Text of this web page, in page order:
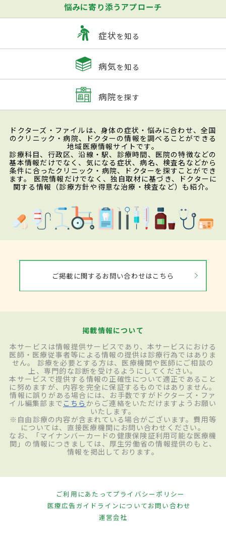
主な症状には、失語、半側空間無視、記憶
障害、注意障害、遂行機能障害、社会的行
動障害などがあります。スムーズに話せな
い、相手の話が理解できないといった失語
症、損傷した脳の反対側を見落とす半側空
間無視行動が多く見られます。物の置き場
所や新しい出来事を覚えられない記憶障
害、ぼんやりしてミスが多い、作業を長く
続けられないといった注意障害、計画が立
てられない、約束の時間に遅れるなどの遂
行機能障害、興奮する、暴力を振るう、思
いどおりにならないと大声を出す、自己中
心的になるといった社会的行動の障害が出
えやすいのですが、せん妄は１日の間に症
状が変動することが特徴で、認知症は記憶
障害の他に時間や場所がわからなくなる見
検査・診断
高次脳機能障害では、基本的に発症、受傷
時のMRI、CT、脳波検査などで障害の原因
と考えられる脳の器質的病変の存在が確認
されていますが、それらのデータや診断書
で、あるいは追加の画像検査を行って、高次
脳機能障害に関連するとされる所見の有無
機能障害、社会的行動障害など一つ一つの
症状について、さまざまな神経心理検査な
悩みに寄り添うアプローチ
症状を知る
病気を知る
病院を探す
ドクターズ・ファイルは、身体の症状・悩みに合わせ、全国
のクリニック・病院、ドクターの情報を調べることができる
地域医療情報サイトです。
診療科目、行政区、沿線・駅、診療時間、医院の特徴などの
基本情報だけでなく、気になる症状、病名、検査名などから
条件に合ったクリニック・病院、ドクターを探すことができ
ます。 医院情報だけでなく、独自取材に基づき、ドクターに
関する情報（診療方針や得意な治療・検査など）も紹介。
ご掲載に関するお問い合わせはこちら
掲載情報について
本サービスは情報提供サービスであり、本サービスにおける
医師・医療従事者等による情報の提供は診療行為ではありま
せん。 診療を必要とする方は、医療機関や医師にご相談の
上、専門的な診断を受けるようにしてください。
本サービスで提供する情報の正確性について適正であること
に努めますが、内容を完全に保証するものではありません。
情報に誤りがある場合には、お手数ですがドクターズ・ファ
イル編集部まで こちら からご連絡をいただけますようお願い
いたします。
※自由診療の内容が含まれている場合がございます。費用等
については、直接医療機関にお問い合わせください。
なお、「マイナンバーカードの健康保険証利用可能な医療機
関」の情報につきましては、厚生労働省の情報提供のもと、
情報を掲出しております。
ご利用にあたってプライバシーポリシー
医療広告ガイドラインについてお問い合わせ
運営会社